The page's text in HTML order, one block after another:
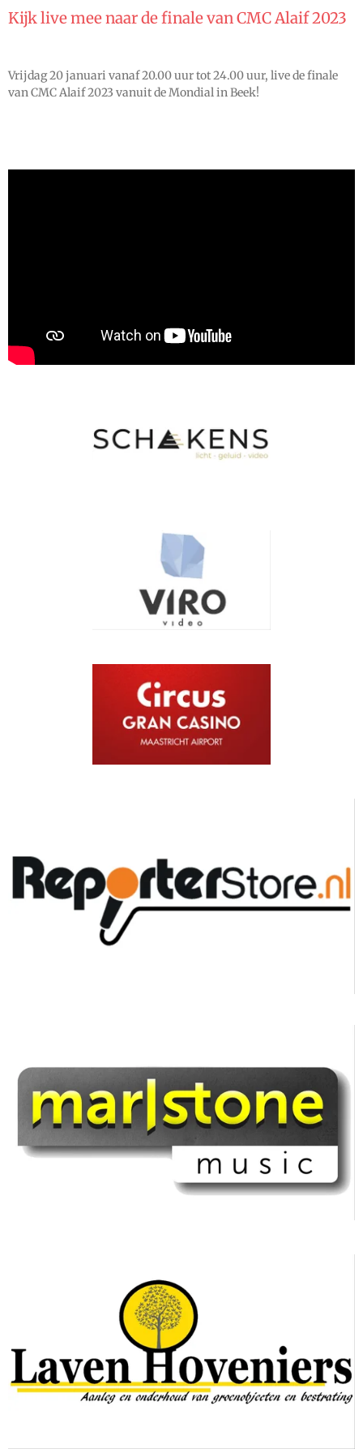
Kijk live mee naar de finale van CMC Alaif 2023
Vrijdag 20 januari vanaf 20.00 uur tot 24.00 uur, live de finale
van CMC Alaif 2023 vanuit de Mondial in Beek!